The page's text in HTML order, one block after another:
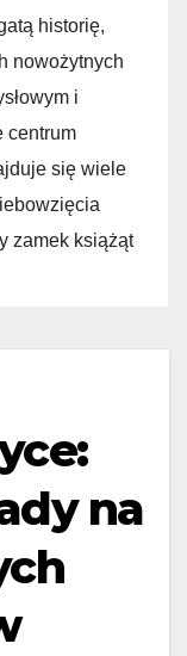
historię,
nowożytnych
i
centrum
się wiele
zamek książąt
na